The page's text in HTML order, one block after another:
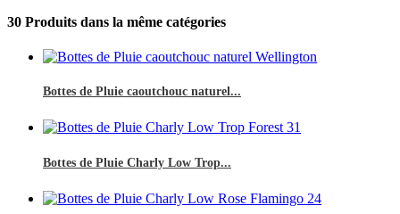
30 Produits dans la même catégories
Bottes de Pluie caoutchouc naturel...
Bottes de Pluie Charly Low Trop...